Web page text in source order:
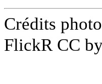
Crédits
FlickR CC